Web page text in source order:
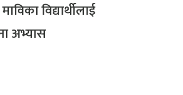
विद्यार्थीलाई
अभ्यास